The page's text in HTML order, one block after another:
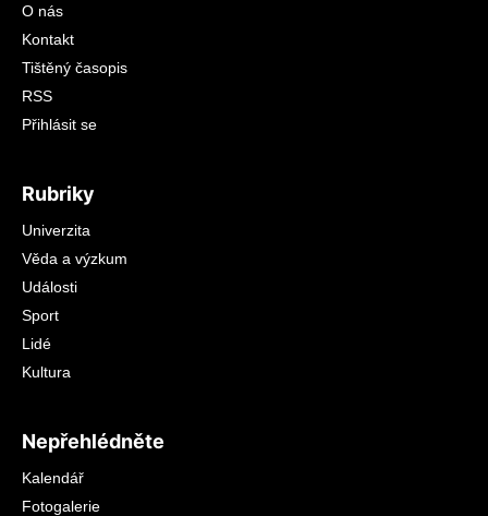
O nás
Kontakt
Tištěný časopis
RSS
Přihlásit se
Rubriky
Univerzita
Věda a výzkum
Události
Sport
Lidé
Kultura
Nepřehlédněte
Kalendář
Fotogalerie